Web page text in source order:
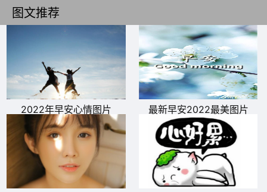
图文推荐
2022年早安心情图片 最新早安2022最美图片